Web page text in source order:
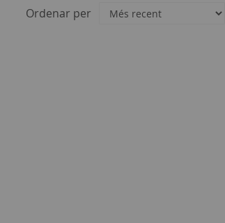
Ordenar per